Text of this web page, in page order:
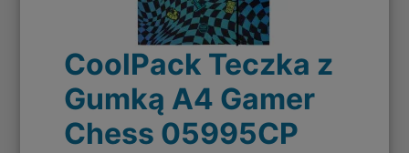
CoolPack Teczka z
Gumką A4 Gamer
Chess 05995CP